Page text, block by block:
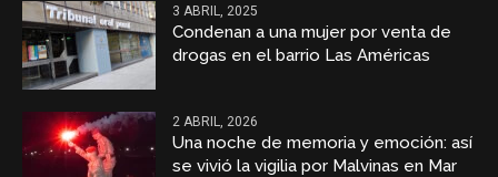
3 ABRIL, 2025
Condenan a una mujer por venta de
drogas en el barrio Las Américas
2 ABRIL, 2026
Una noche de memoria y emoción: así
se vivió la vigilia por Malvinas en Mar